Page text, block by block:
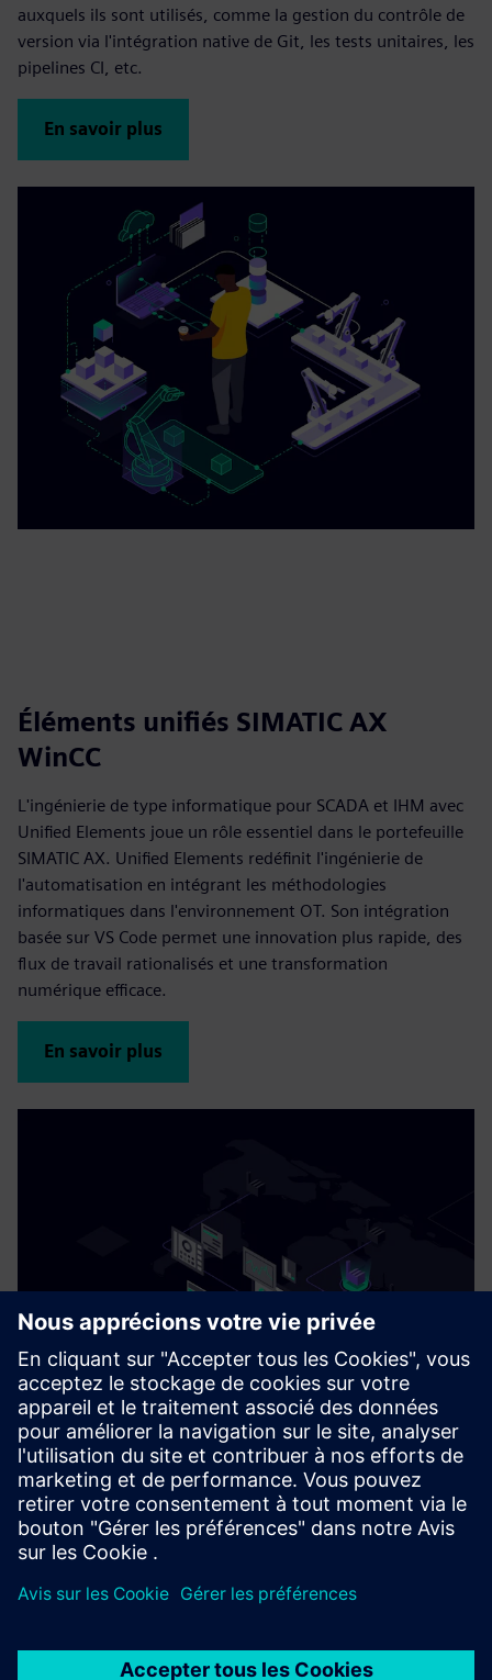
auxquels ils sont utilisés, comme la gestion du contrôle de
version via l'intégration native de Git, les tests unitaires, les
pipelines CI, etc.
En savoir plus
Éléments unifiés SIMATIC AX
WinCC
L'ingénierie de type informatique pour SCADA et IHM avec
Unified Elements joue un rôle essentiel dans le portefeuille
SIMATIC AX. Unified Elements redéfinit l'ingénierie de
l'automatisation en intégrant les méthodologies
informatiques dans l'environnement OT. Son intégration
basée sur VS Code permet une innovation plus rapide, des
flux de travail rationalisés et une transformation
numérique efficace.
En savoir plus